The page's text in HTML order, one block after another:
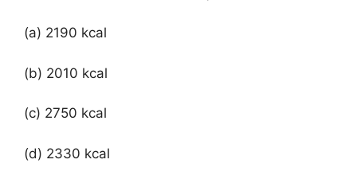
(a) 2190 kcal
(b) 2010 kcal
(c) 2750 kcal
(d) 2330 kcal